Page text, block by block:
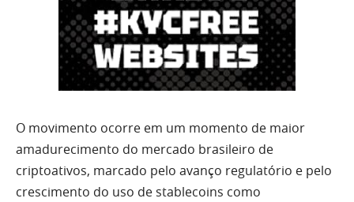
O movimento ocorre em um momento de maior
amadurecimento do mercado brasileiro de
criptoativos, marcado pelo avanço regulatório e pelo
crescimento do uso de stablecoins como